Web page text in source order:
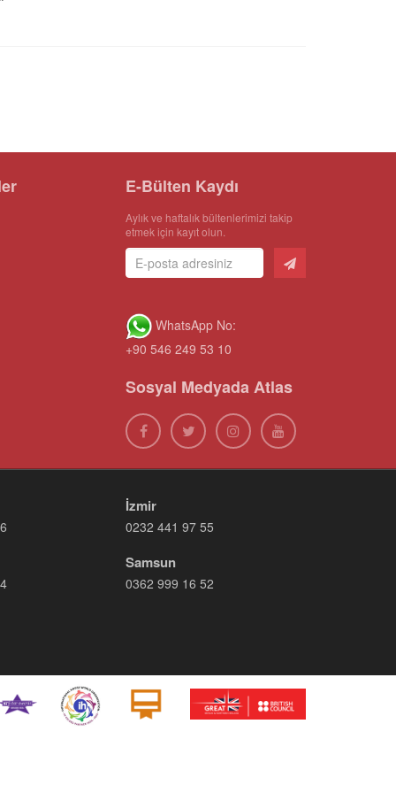
E-Bülten Kaydı
Aylık ve haftalık bültenlerimizi takip
etmek için kayıt olun.
WhatsApp No:
+90 546 249 53 10
Sosyal Medyada Atlas
İzmir
0232 441 97 55
Samsun
0362 999 16 52